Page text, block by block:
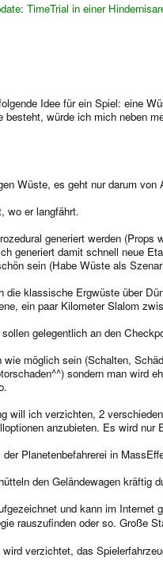
TimeTrial in einer
Idee für ein Spiel: eine
besteht, würde ich mich neben
Wüste, es geht nur darum
wo er langfährt.
generiert werden
generiert damit schnell neue
sein (Habe Wüste als
die klassische Ergwüste über
ein paar Kilometer Slalom
gelegentlich an den
möglich sein (Schalten,
sondern man wird
will ich verzichten, 2
anzubieten. Es wird
Planetenbefahrerei in
den Geländewagen kräftig
und kann im
rauszufinden oder so. Große
verzichtet, das